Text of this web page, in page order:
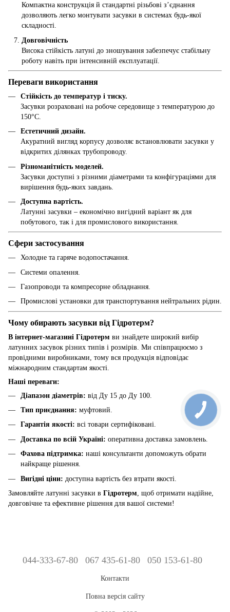
Компактна конструкція й стандартні різьбові з’єднання
дозволяють легко монтувати засувки в системах будь-якої
складності.
Довговічність
Висока стійкість латуні до зношування забезпечує стабільну
роботу навіть при інтенсивній експлуатації.
Переваги використання
Стійкість до температур і тиску.
Засувки розраховані на робоче середовище з температурою до
150°C.
Естетичний дизайн.
Акуратний вигляд корпусу дозволяє встановлювати засувки у
відкритих ділянках трубопроводу.
Різноманітність моделей.
Засувки доступні з різними діаметрами та конфігураціями для
вирішення будь-яких завдань.
Доступна вартість.
Латунні засувки – економічно вигідний варіант як для
побутового, так і для промислового використання.
Сфери застосування
Холодне та гаряче водопостачання.
Системи опалення.
Газопроводи та компресорне обладнання.
Промислові установки для транспортування нейтральних рідин.
Чому обирають засувки від Гідротерм?
В інтернет-магазині Гідротерм ви знайдете широкий вибір
латунних засувок різних типів і розмірів. Ми співпрацюємо з
провідними виробниками, тому вся продукція відповідає
міжнародним стандартам якості.
Наші переваги:
Діапазон діаметрів: від Ду 15 до Ду 100.
Тип приєднання: муфтовий.
Гарантія якості: всі товари сертифіковані.
Доставка по всій Україні: оперативна доставка замовлень.
Фахова підтримка: наші консультанти допоможуть обрати
найкраще рішення.
Вигідні ціни: доступна вартість без втрати якості.
Замовляйте латунні засувки в Гідротерм , щоб отримати надійне,
довговічне та ефективне рішення для вашої системи!
044-333-67-80 067 435-61-80 050 153-61-80
Контакти
Повна версія сайту